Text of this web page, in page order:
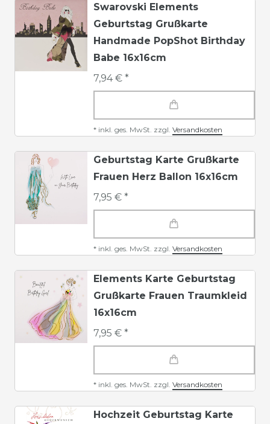
Swarovski Elements
Geburtstag Grußkarte
Handmade PopShot Birthday
Babe 16x16cm
7,94 € *
* inkl. ges. MwSt. zzgl. Versandkosten
Geburtstag Karte Grußkarte
Frauen Herz Ballon 16x16cm
7,95 € *
* inkl. ges. MwSt. zzgl. Versandkosten
Elements Karte Geburtstag
Grußkarte Frauen Traumkleid
16x16cm
7,95 € *
* inkl. ges. MwSt. zzgl. Versandkosten
Hochzeit Geburtstag Karte